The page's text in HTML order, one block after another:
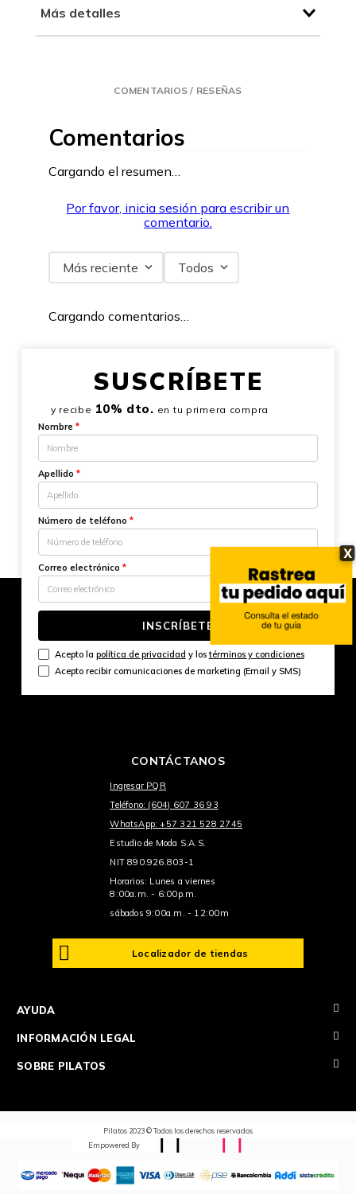
X
Más detalles
COMENTARIOS / RESEÑAS
Comentarios
Cargando el resumen…
Por favor, inicia sesión para escribir un
comentario.
Más reciente Todos
Cargando comentarios…
SUSCRÍBETE
y recibe 10% dto. en tu primera compra
Nombre *
Apellido *
Número de teléfono *
Correo electrónico *
INSCRÍBETE
Acepto la política de privacidad y lostérminos y condiciones
Acepto recibir comunicaciones de marketing (Email y SMS)
CONTÁCTANOS
Ingresar PQR
Teléfono: (604) 607 36 93
WhatsApp: +57 321 528 2745
Estudio de Moda S.A.S.
NIT 890.926.803-1
Horarios: Lunes a viernes
8:00a.m. - 6:00p.m.
sábados 9:00a.m. - 12:00m
Localizador de tiendas
AYUDA +
INFORMACIÓN LEGAL +
SOBRE PILATOS +
Pilatos 2023 © Todos los derechos reservados
Empowered By